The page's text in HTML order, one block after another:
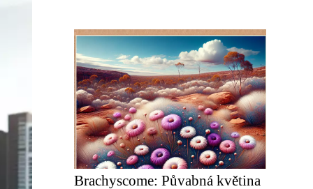
Brachyscome: Půvabná květina